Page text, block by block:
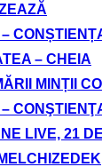
– CHEIA
MINȚII
LIVE, 21